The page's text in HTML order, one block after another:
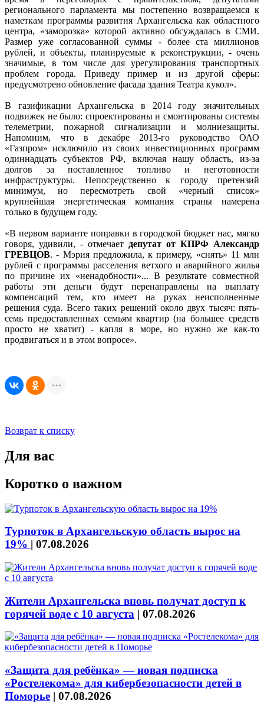
регионального парламента мы постепенно возвращаемся к
наметкам программы развития Архангельска как областного
центра, «заморозка» которой активно обсуждалась в СМИ.
Размер уже согласованной суммы - более ста миллионов
рублей, и объекты, планируемые к реконструкции, - очень
значимые, в том числе для урегулирования транспортных
проблем города. Приведу пример и из другой сферы:
предусмотрено обновление фасада здания Театра кукол».
В газификации Архангельска в 2014 году значительных
подвижек не было: спроектированы и смонтированы системы
телеметрии, пожарной сигнализации и молниезащиты.
Напомним, что в декабре 2013-го руководство ОАО
«Газпром» исключило из своих инвестиционных программ
одиннадцать субъектов РФ, включая нашу область, из-за
долгов за поставленное топливо и неготовности
инфраструктуры. Непосредственно к городу претензий
минимум, но пересмотреть свой «черный список»
крупнейшая энергетическая компания страны намерена
только в будущем году.
«В первом варианте поправки в городской бюджет нас, мягко
говоря, удивили, - отмечает депутат от КПРФ Александр
ГРЕВЦОВ. - Мэрия предложила, к примеру, «снять» 11 млн
рублей с программы расселения ветхого и аварийного жилья
по причине их «ненадобности»... В результате совместной
работы эти деньги будут перенаправлены на выплату
компенсаций тем, кто имеет на руках неисполненные
решения суда. Всего таких решений около двух тысяч: пять-
семь предоставленных семьям квартир (на большее средств
просто не хватит) - капля в море, но нужно же как-то
продвигаться и в этом вопросе».
Возврат к списку
Для вас
Коротко о важном
Турпоток в Архангельскую область вырос на
19% | 07.08.2026
Жители Архангельска вновь получат доступ к
горячей воде с 10 августа | 07.08.2026
«Защита для ребёнка» — новая подписка
«Ростелекома» для кибербезопасности детей в
Поморье | 07.08.2026